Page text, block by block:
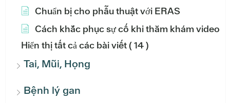
Chuẩn bị cho phẫu thuật với ERAS
Cách khắc phục sự cố khi thăm khám video
Hiển thị tất cả các bài viết( 14 )
Tai, Mũi, Họng
Bệnh lý gan